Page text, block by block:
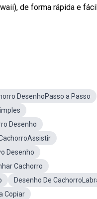
de forma rápida e
DesenhoPasso a Passo
Desenho
Desenho
Cachorro
Desenho De
Copiar